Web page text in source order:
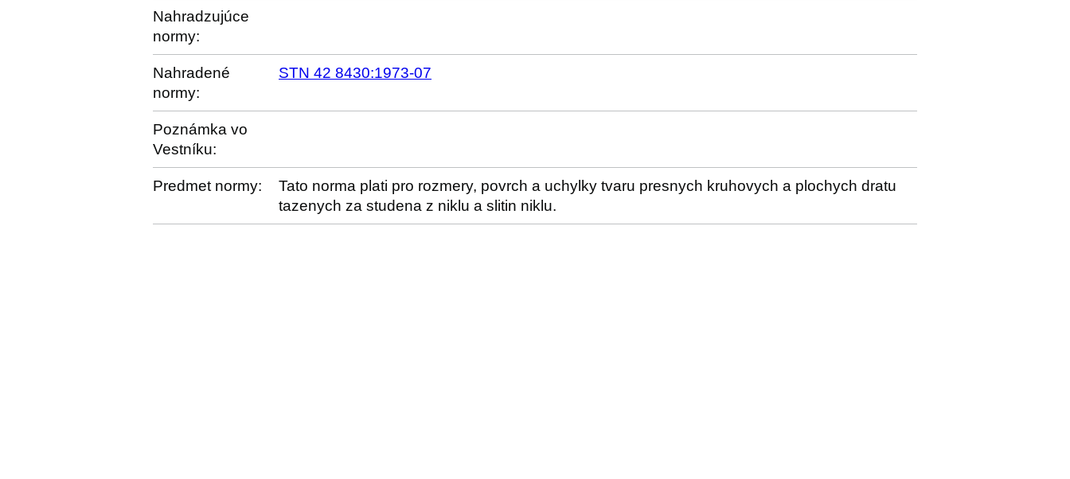
Nahradzujúce
normy:
Nahradené
normy:
STN 42 8430:1973-07
Poznámka vo
Vestníku:
Predmet normy:
Tato norma plati pro rozmery, povrch a uchylky tvaru presnych kruhovych a plochych dratu
tazenych za studena z niklu a slitin niklu.